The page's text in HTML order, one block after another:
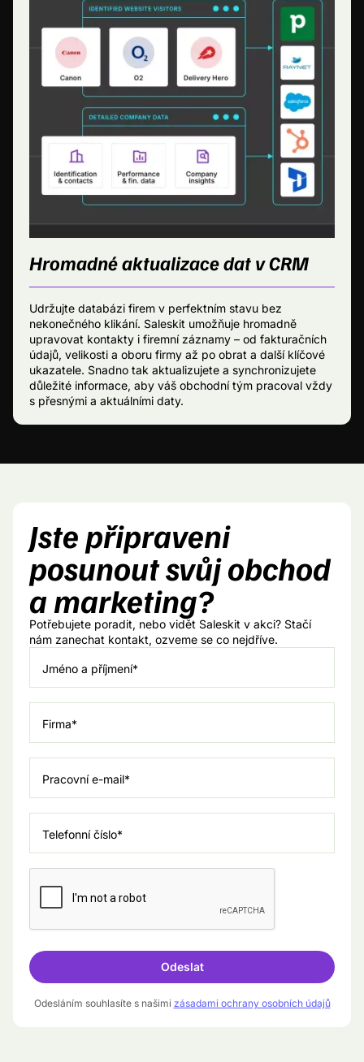
Hromadné aktualizace dat v CRM
Udržujte databázi firem v perfektním stavu bez
nekonečného klikání. Saleskit umožňuje hromadně
upravovat kontakty i firemní záznamy – od fakturačních
údajů, velikosti a oboru firmy až po obrat a další klíčové
ukazatele. Snadno tak aktualizujete a synchronizujete
důležité informace, aby váš obchodní tým pracoval vždy
s přesnými a aktuálními daty.
Jste připraveni
posunout svůj obchod
a marketing?
Potřebujete poradit, nebo vidět Saleskit v akci? Stačí
nám zanechat kontakt, ozveme se co nejdříve.
Jméno a příjmení*
Firma*
Pracovní e-mail*
Telefonní číslo*
Odesláním souhlasíte s našimi zásadami ochrany osobních údajů